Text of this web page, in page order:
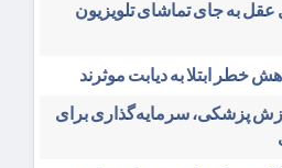
به جای تماشای تلویزیون
خطر ابتلا به دیابت موثرند
پزشکی، سرمایه‌گذاری برای